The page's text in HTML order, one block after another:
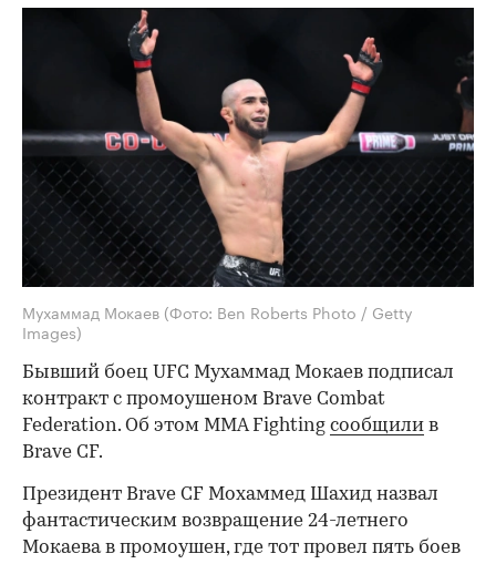
Мухаммад Мокаев (Фото: Ben Roberts Photo / Getty
Images)
Бывший боец UFC Мухаммад Мокаев подписал
контракт с промоушеном Brave Combat
Federation. Об этом MMA Fighting сообщили в
Brave CF.
Президент Brave CF Мохаммед Шахид назвал
фантастическим возвращение 24-летнего
Мокаева в промоушен, где тот провел пять боев